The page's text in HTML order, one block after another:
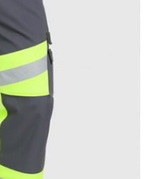
tay ngắn hiện đại
hộ lao động
mang đến sự kết hợp
vượt trội và thiết kế